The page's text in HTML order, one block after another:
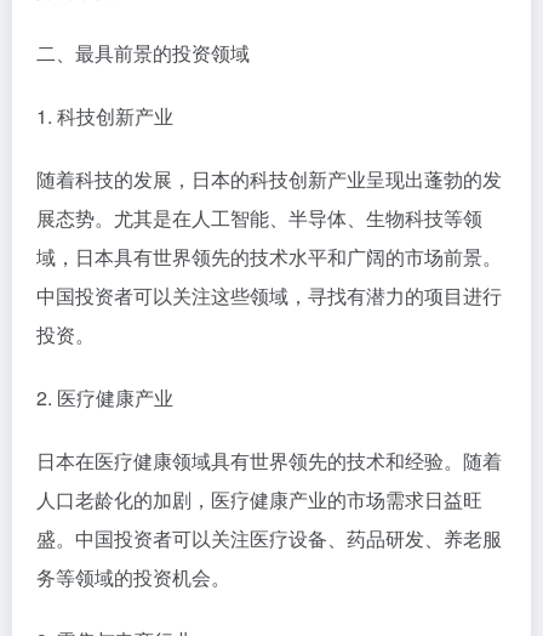
二、最具前景的投资领域
1. 科技创新产业
随着科技的发展，日本的科技创新产业呈现出蓬勃的发
展态势。尤其是在人工智能、半导体、生物科技等领
域，日本具有世界领先的技术水平和广阔的市场前景。
中国投资者可以关注这些领域，寻找有潜力的项目进行
投资。
2. 医疗健康产业
日本在医疗健康领域具有世界领先的技术和经验。随着
人口老龄化的加剧，医疗健康产业的市场需求日益旺
盛。中国投资者可以关注医疗设备、药品研发、养老服
务等领域的投资机会。